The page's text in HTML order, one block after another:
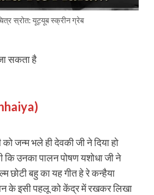
स्रोत: यूट्यूब स्क्रीन ग्रेब
सकता है
जन्म भले ही देवकी जी ने दिया हो
कि उनका पालन पोषण यशोधा जी ने
छोटी बहु का यह गीत हे रे कन्हैया
के इसी पहलू को केंद्र में रखकर लिखा